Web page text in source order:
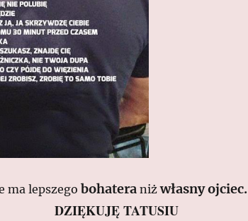
ma lepszegobohatera niżwłasny ojciec.
DZIĘKUJĘ TATUSIU